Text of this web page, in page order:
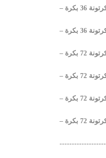
-------------------